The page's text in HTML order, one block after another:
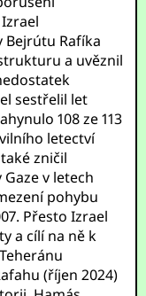
Rafíka
a uvěznil
sestřelil let
108 ze 113
letectví
zničil
v letech
pohybu
Přesto Izrael
a cílí na ně k
(říjen 2024)